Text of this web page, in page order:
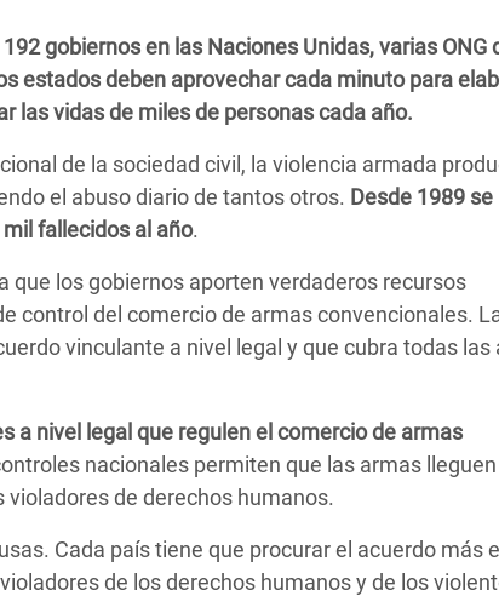
Refugiadas
Rohinyá
gobiernos en las Naciones Unidas, varias ONG
estados deben aprovechar cada minuto para
las vidas de miles de personas cada año.
de la sociedad civil, la violencia armada
el abuso diario de tantos otros. Desde 1989 se
fallecidos al año.
que los gobiernos aporten verdaderos recursos
control del comercio de armas convencionales.
vinculante a nivel legal y que cubra todas las
a nivel legal que regulen el comercio de armas
nacionales permiten que las armas lleguen
de derechos humanos.
Cada país tiene que procurar el acuerdo más
de los derechos humanos y de los